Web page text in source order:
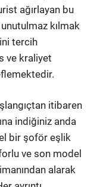
ağırlayan bu
kılmak
tercih
ve kraliyet
itibaren
indiğiniz anda
bir şoför eşlik
ve son model
alarak